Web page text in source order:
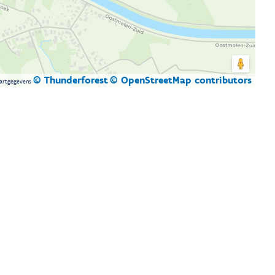
© Thunderforest© OpenStreetMap contributors